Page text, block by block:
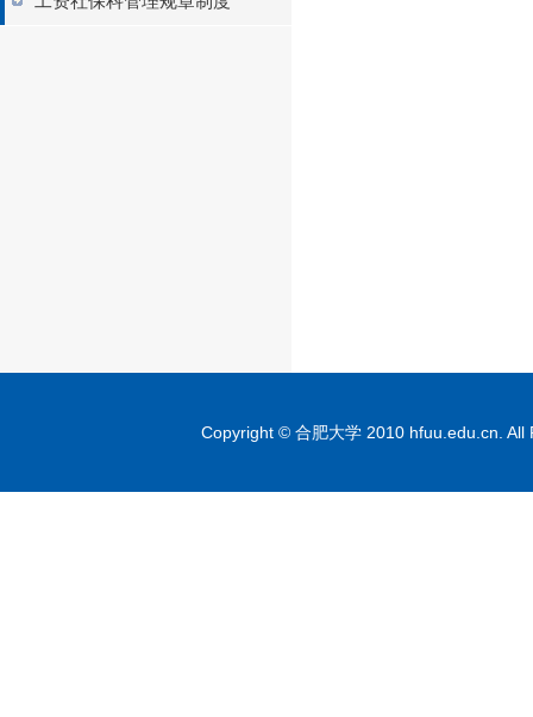
Copyright © 合肥大学 2010 hfuu.edu.cn.